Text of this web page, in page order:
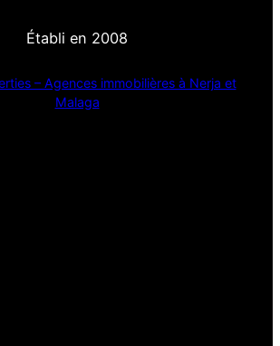
Établi en 2008
– Agences immobilières à Nerja et
Malaga